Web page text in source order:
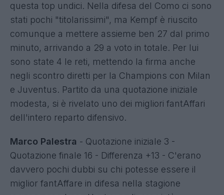
questa top undici. Nella difesa del Como ci sono
stati pochi "titolarissimi", ma Kempf è riuscito
comunque a mettere assieme ben 27 dal primo
minuto, arrivando a 29 a voto in totale. Per lui
sono state 4 le reti, mettendo la firma anche
negli scontro diretti per la Champions con Milan
e Juventus. Partito da una quotazione iniziale
modesta, si è rivelato uno dei migliori fantAffari
dell'intero reparto difensivo.
Marco Palestra - Quotazione iniziale 3 -
Quotazione finale 16 - Differenza +13 - C'erano
davvero pochi dubbi su chi potesse essere il
miglior fantAffare in difesa nella stagione